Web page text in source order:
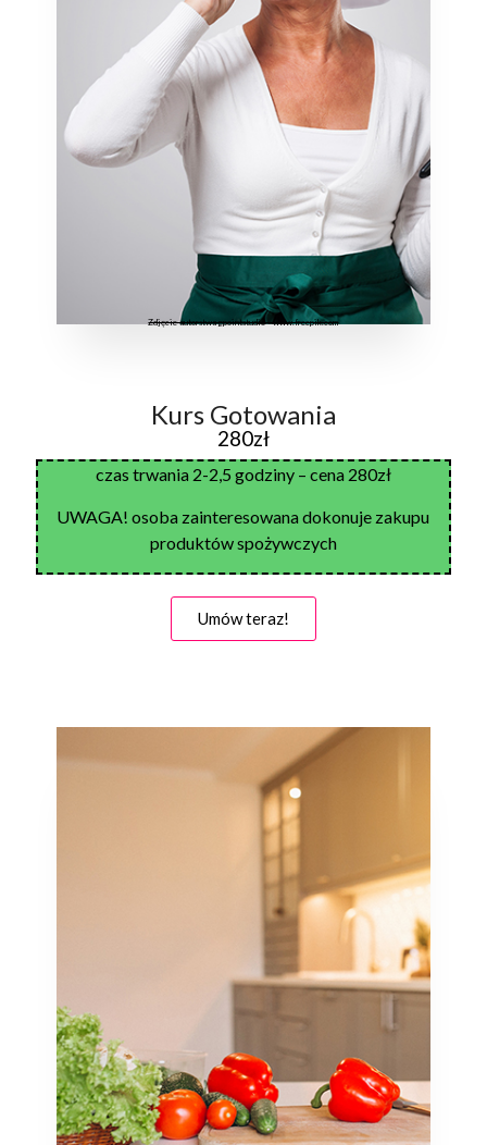
Zdjęcie autorstwa gpointstudio - www.freepik.com
Kurs Gotowania
280zł
czas trwania 2-2,5 godziny – cena 280zł
UWAGA! osoba zainteresowana dokonuje zakupu
produktów spożywczych
Umów teraz!